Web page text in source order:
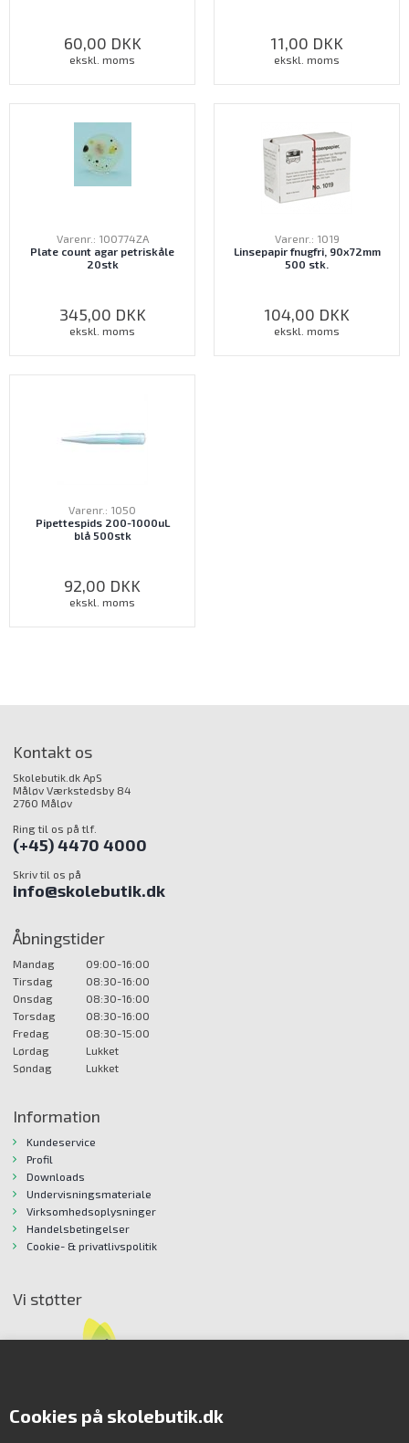
Cookies på skolebutik.dk
60,00 DKK
ekskl. moms
11,00 DKK
ekskl. moms
Varenr.: 100774ZA
Plate count agar petriskåle
20stk
345,00 DKK
ekskl. moms
Varenr.: 1019
Linsepapir fnugfri, 90x72mm
500 stk.
104,00 DKK
ekskl. moms
Varenr.: 1050
Pipettespids 200-1000uL
blå 500stk
92,00 DKK
ekskl. moms
Kontakt os
Skolebutik.dk ApS
Måløv Værkstedsby 84
2760 Måløv
Ring til os på tlf.
(+45) 4470 4000
Skriv til os på
info@skolebutik.dk
Åbningstider
Mandag
09:00-16:00
Tirsdag
08:30-16:00
Onsdag
08:30-16:00
Torsdag
08:30-16:00
Fredag
08:30-15:00
Lørdag
Lukket
Søndag
Lukket
Information
Kundeservice
Profil
Downloads
Undervisningsmateriale
Virksomhedsoplysninger
Handelsbetingelser
Cookie- & privatlivspolitik
Vi støtter